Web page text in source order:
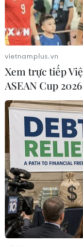
số 505/QĐ-TTg
Chính phủ bổ
giữ chức Tổng
Việt Nam. Thời
Quyết định số
7/6/2024.
Phó Thủ tướng
504/QĐ-TTg
phủ bổ nhiệm bà
trưởng Trường
trưởng Trường
Đại học Quốc gia
chức Phó giám
Hồ Chí Minh.
Quyết định số
12/6/2024./.
vietnamplus.vn
Xem trực tiếp
ASEAN Cup